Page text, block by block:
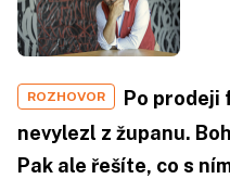
ROZHOVOR
Po
nevylezl z županu.
Pak ale řešíte, co s